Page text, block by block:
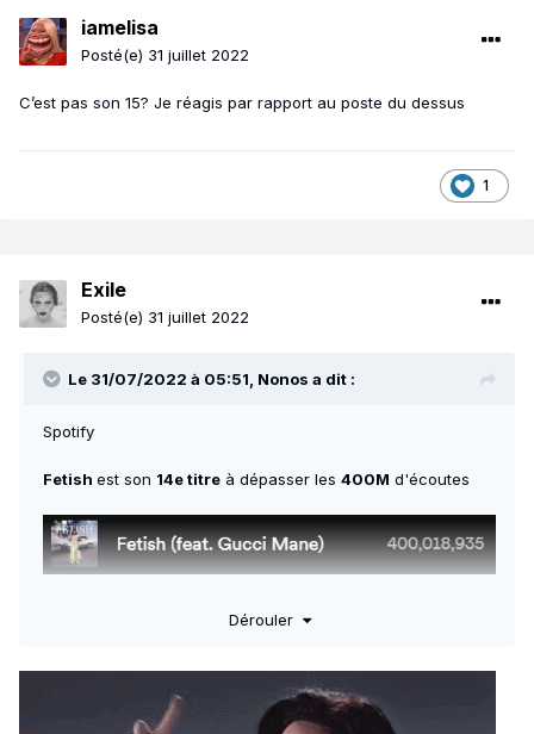
iamelisa
Posté(e) 31 juillet 2022
C’est pas son 15? Je réagis par rapport au poste du dessus
1
Exile
Posté(e) 31 juillet 2022
Le 31/07/2022 à 05:51, Nonos a dit :
Spotify
Fetish est son 14e titre à dépasser les 400M d'écoutes
Dérouler